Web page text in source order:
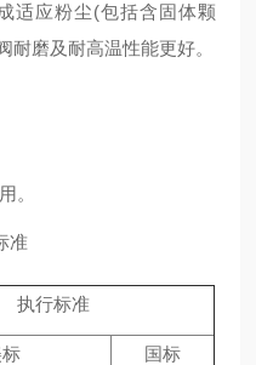
适应粉尘(包括含固体颗
耐磨及耐高温性能更好。
。
准
执行标准
国标